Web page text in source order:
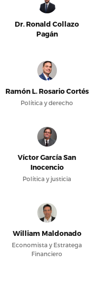
Dr. Ronald Collazo
Pagán
Ramón L. Rosario Cortés
Política y derecho
Víctor García San
Inocencio
Política y justicia
William Maldonado
Economista y Estratega
Financiero